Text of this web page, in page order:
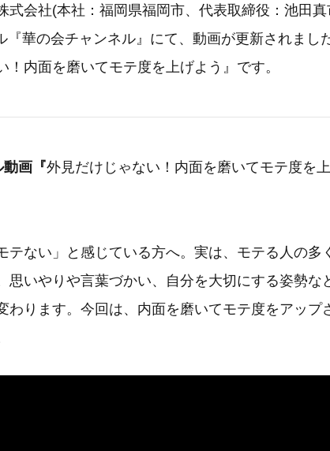
式会社(本社：福岡県福岡市、代表取締役：池田
『華の会チャンネル』にて、動画が更新されまし
！内面を磨いてモテ度を上げよう』です。
画『外見だけじゃない！内面を磨いてモテ度を
テない」と感じている方へ。実は、モテる人の多
思いやりや言葉づかい、自分を大切にする姿勢な
わります。今回は、内面を磨いてモテ度をアップ